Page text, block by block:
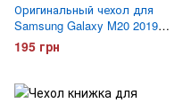
Оригинальный чехол для
Samsung Galaxy M20 2019
(M205) Silicone Case
Фиолетовый
195 грн